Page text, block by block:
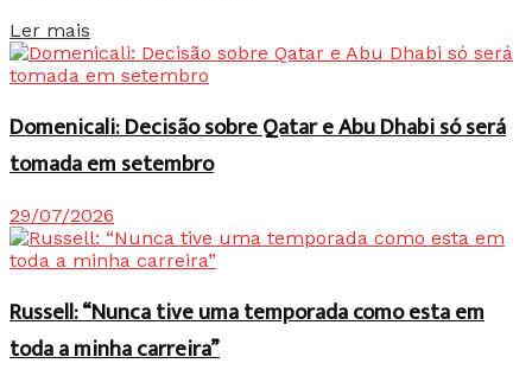
Ler mais
Domenicali: Decisão sobre Qatar e Abu Dhabi só será
tomada em setembro
29/07/2026
Russell: “Nunca tive uma temporada como esta em
toda a minha carreira”